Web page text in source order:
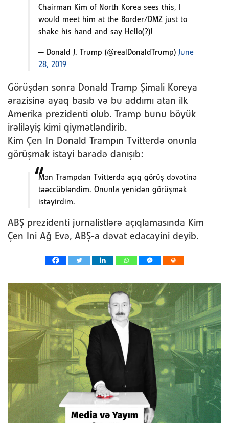
Chairman Kim of North Korea sees this, I
would meet him at the Border/DMZ just to
shake his hand and say Hello(?)!
— Donald J. Trump (@realDonaldTrump) June
28, 2019
Görüşdən sonra Donald Tramp Şimali Koreya
ərazisinə ayaq basıb və bu addımı atan ilk
Amerika prezidenti olub. Tramp bunu böyük
irəliləyiş kimi qiymətləndirib.
Kim Çen In Donald Trampın Tvitterdə onunla
görüşmək istəyi barədə danışıb:
Mən Trampdan Tvitterdə açıq görüş dəvətinə
təəccübləndim. Onunla yenidən görüşmək
istəyirdim.
ABŞ prezidenti jurnalistlərə açıqlamasında Kim
Çen Ini Ağ Evə, ABŞ-a dəvət edəcəyini deyib.